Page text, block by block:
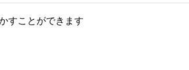
すことができます